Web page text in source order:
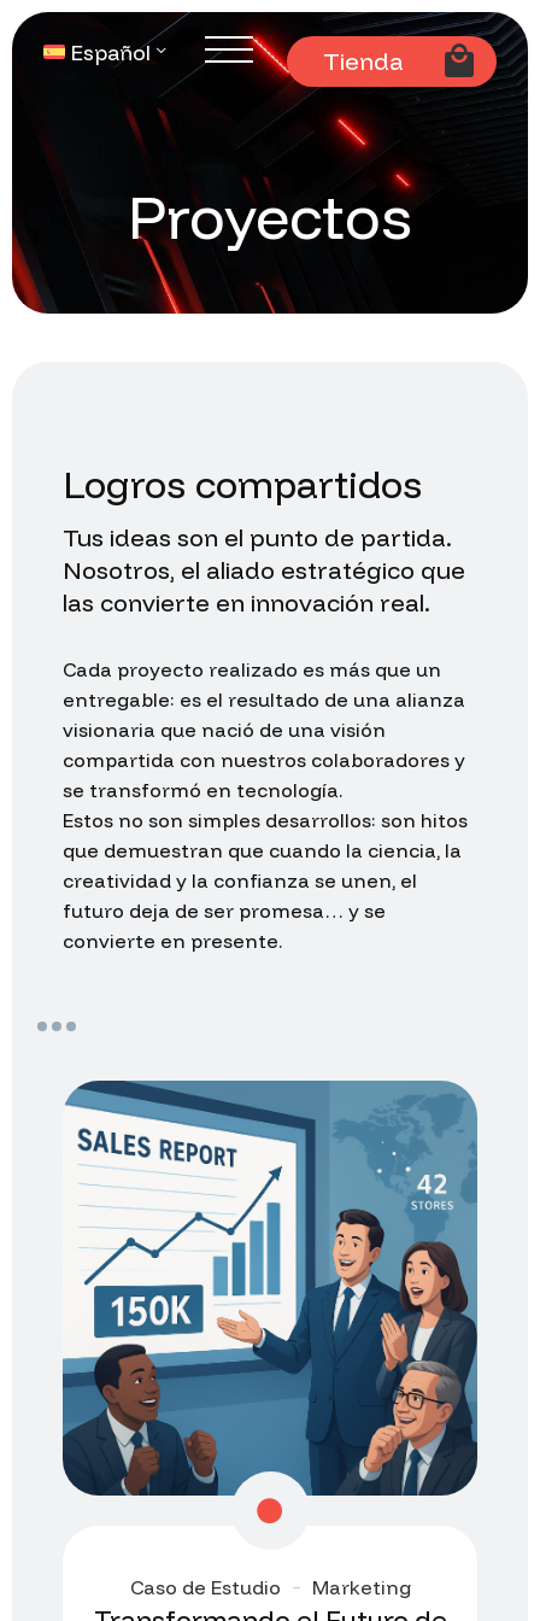
Español Tienda
Proyectos
Logros compartidos
Tus ideas son el punto de partida.
Nosotros, el aliado estratégico que
las convierte en innovación real.
Cada proyecto realizado es más que un
entregable: es el resultado de una alianza
visionaria que nació de una visión
compartida con nuestros colaboradores y
se transformó en tecnología.
Estos no son simples desarrollos: son hitos
que demuestran que cuando la ciencia, la
creatividad y la confianza se unen, el
futuro deja de ser promesa… y se
convierte en presente.
Caso de Estudio Marketing